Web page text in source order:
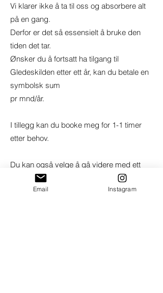
Vi klarer ikke å ta til oss og absorbere alt
på en gang.
Derfor er det så essensielt å bruke den
tiden det tar.
Ønsker du å fortsatt ha tilgang til
Gledeskilden etter ett år, kan du betale en
symbolsk sum
pr mnd/år.
I tillegg kan du booke meg for 1-1 timer
etter behov.
Du kan også velge å gå videre med ett
nytt program, dersom du kjenner at det er
riktig for deg.
Email Instagram